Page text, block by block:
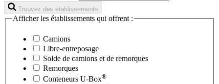
Trouvez des établissements
Afficher les établissements qui offrent :
Camions
Libre-entreposage
Solde de camions et de remorques
Remorques
Conteneurs U-Box®